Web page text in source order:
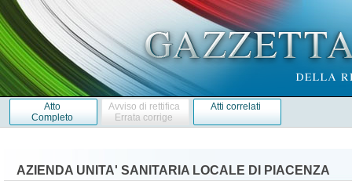
Atto
Completo
Avviso di rettifica
Errata corrige
Atti correlati
AZIENDA UNITA' SANITARIA LOCALE DI PIACENZA